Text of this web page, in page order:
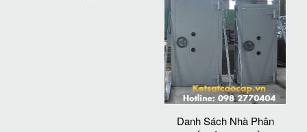
Danh Sách Nhà Phân